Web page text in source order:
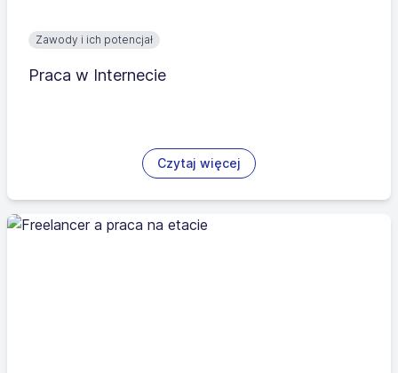
Zawody i ich potencjał
Praca w Internecie
Czytaj więcej